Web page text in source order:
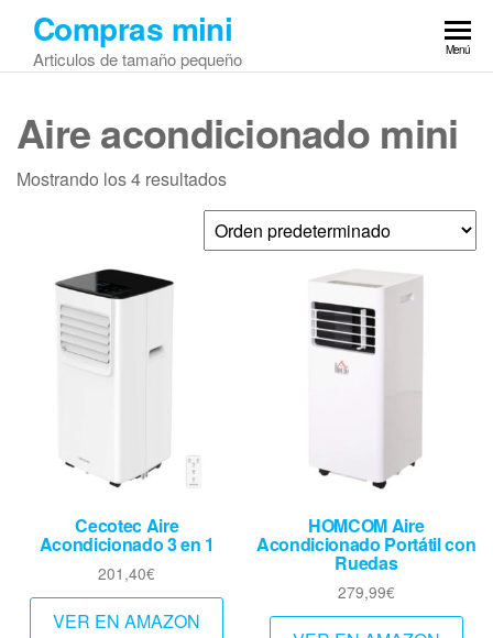
Saltar
contenido
Compras mini
Articulos de tamaño pequeño Menú
Aire acondicionado mini
Mostrando los 4 resultados
Cecotec Aire
Acondicionado 3 en 1
201,40€
VER EN AMAZON
HOMCOM Aire
Acondicionado Portátil con
Ruedas
279,99€